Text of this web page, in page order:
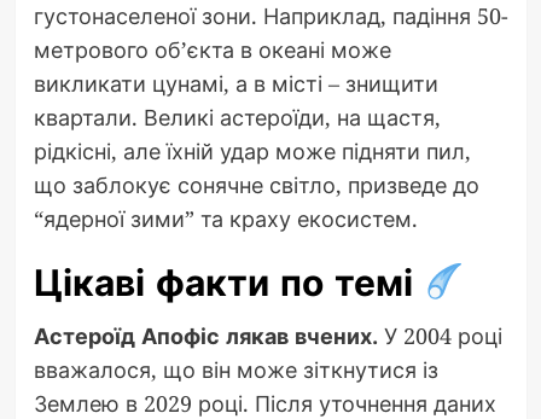
густонаселеної зони. Наприклад, падіння 50-
метрового об’єкта в океані може
викликати цунамі, а в місті – знищити
квартали. Великі астероїди, на щастя,
рідкісні, але їхній удар може підняти пил,
що заблокує сонячне світло, призведе до
“ядерної зими” та краху екосистем.
Цікаві факти по темі
Астероїд Апофіс лякав вчених. У 2004 році
вважалося, що він може зіткнутися із
Землею в 2029 році. Після уточнення даних